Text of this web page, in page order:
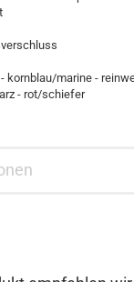
kornblau/marine -
- rot/schiefer